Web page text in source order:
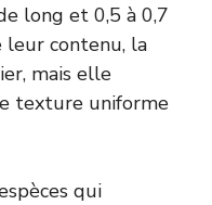
long et 0,5 à 0,7
leur contenu, la
mais elle
texture uniforme
qui